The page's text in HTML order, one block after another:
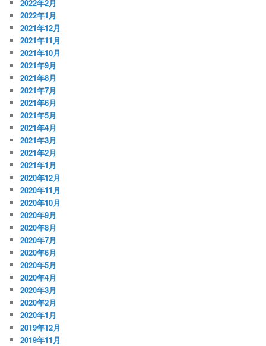
2022年2月
2022年1月
2021年12月
2021年11月
2021年10月
2021年9月
2021年8月
2021年7月
2021年6月
2021年5月
2021年4月
2021年3月
2021年2月
2021年1月
2020年12月
2020年11月
2020年10月
2020年9月
2020年8月
2020年7月
2020年6月
2020年5月
2020年4月
2020年3月
2020年2月
2020年1月
2019年12月
2019年11月